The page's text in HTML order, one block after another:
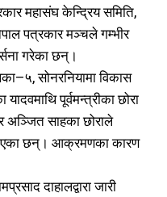
महासंघ केन्द्रिय समिति,
पत्रकार मञ्चले गम्भीर
गरेका छन्।
सोनरनियामा विकास
पूर्वमन्त्रीका छोरा
अञ्जित साहका छोराले
छन्। आक्रमणका कारण
दाहालद्वारा जारी